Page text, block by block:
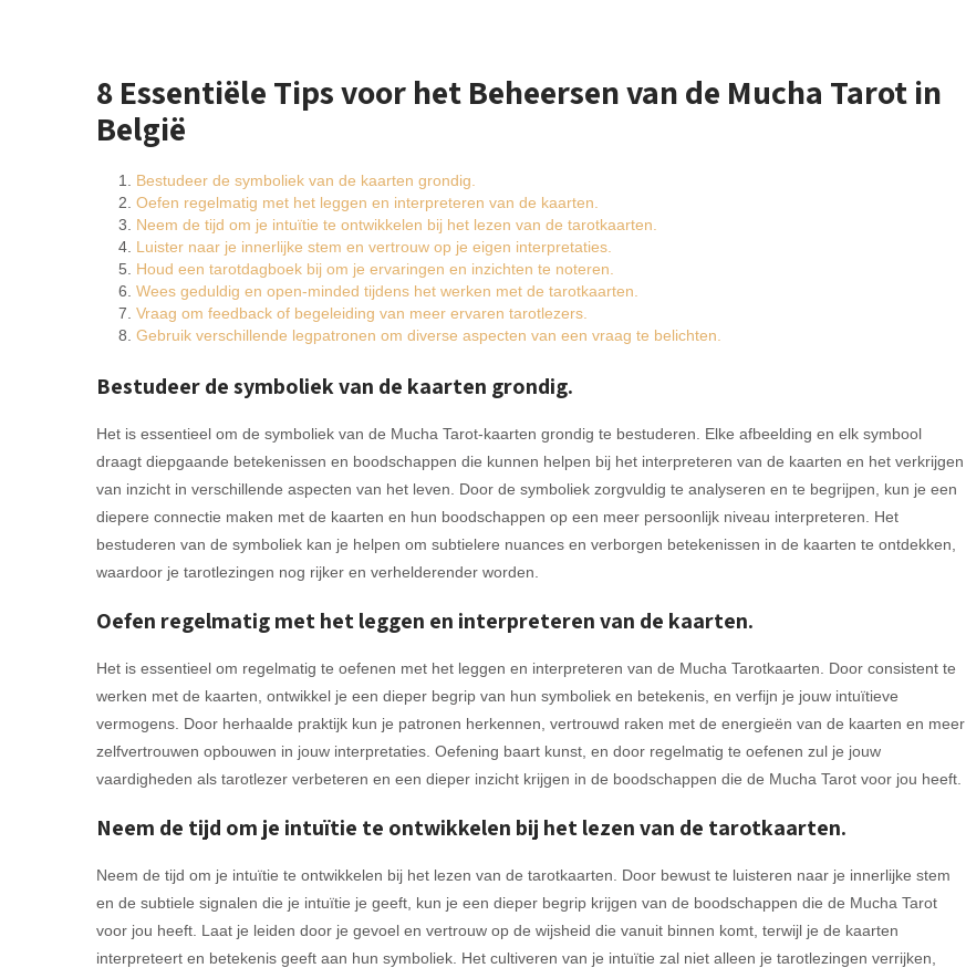
8 Essentiële Tips voor het Beheersen van de Mucha Tarot in
België
Bestudeer de symboliek van de kaarten grondig.
Oefen regelmatig met het leggen en interpreteren van de kaarten.
Neem de tijd om je intuïtie te ontwikkelen bij het lezen van de tarotkaarten.
Luister naar je innerlijke stem en vertrouw op je eigen interpretaties.
Houd een tarotdagboek bij om je ervaringen en inzichten te noteren.
Wees geduldig en open-minded tijdens het werken met de tarotkaarten.
Vraag om feedback of begeleiding van meer ervaren tarotlezers.
Gebruik verschillende legpatronen om diverse aspecten van een vraag te belichten.
Bestudeer de symboliek van de kaarten grondig.
Het is essentieel om de symboliek van de Mucha Tarot-kaarten grondig te bestuderen. Elke afbeelding en elk symbool
draagt diepgaande betekenissen en boodschappen die kunnen helpen bij het interpreteren van de kaarten en het verkrijgen
van inzicht in verschillende aspecten van het leven. Door de symboliek zorgvuldig te analyseren en te begrijpen, kun je een
diepere connectie maken met de kaarten en hun boodschappen op een meer persoonlijk niveau interpreteren. Het
bestuderen van de symboliek kan je helpen om subtielere nuances en verborgen betekenissen in de kaarten te ontdekken,
waardoor je tarotlezingen nog rijker en verhelderender worden.
Oefen regelmatig met het leggen en interpreteren van de kaarten.
Het is essentieel om regelmatig te oefenen met het leggen en interpreteren van de Mucha Tarotkaarten. Door consistent te
werken met de kaarten, ontwikkel je een dieper begrip van hun symboliek en betekenis, en verfijn je jouw intuïtieve
vermogens. Door herhaalde praktijk kun je patronen herkennen, vertrouwd raken met de energieën van de kaarten en meer
zelfvertrouwen opbouwen in jouw interpretaties. Oefening baart kunst, en door regelmatig te oefenen zul je jouw
vaardigheden als tarotlezer verbeteren en een dieper inzicht krijgen in de boodschappen die de Mucha Tarot voor jou heeft.
Neem de tijd om je intuïtie te ontwikkelen bij het lezen van de tarotkaarten.
Neem de tijd om je intuïtie te ontwikkelen bij het lezen van de tarotkaarten. Door bewust te luisteren naar je innerlijke stem
en de subtiele signalen die je intuïtie je geeft, kun je een dieper begrip krijgen van de boodschappen die de Mucha Tarot
voor jou heeft. Laat je leiden door je gevoel en vertrouw op de wijsheid die vanuit binnen komt, terwijl je de kaarten
interpreteert en betekenis geeft aan hun symboliek. Het cultiveren van je intuïtie zal niet alleen je tarotlezingen verrijken,